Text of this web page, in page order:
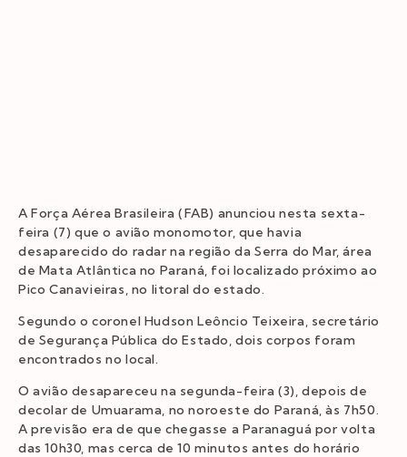
A Força Aérea Brasileira (FAB) anunciou nesta sexta-
feira (7) que o avião monomotor, que havia
desaparecido do radar na região da Serra do Mar, área
de Mata Atlântica no Paraná, foi localizado próximo ao
Pico Canavieiras, no litoral do estado.
Segundo o coronel Hudson Leôncio Teixeira, secretário
de Segurança Pública do Estado, dois corpos foram
encontrados no local.
O avião desapareceu na segunda-feira (3), depois de
decolar de Umuarama, no noroeste do Paraná, às 7h50.
A previsão era de que chegasse a Paranaguá por volta
das 10h30, mas cerca de 10 minutos antes do horário